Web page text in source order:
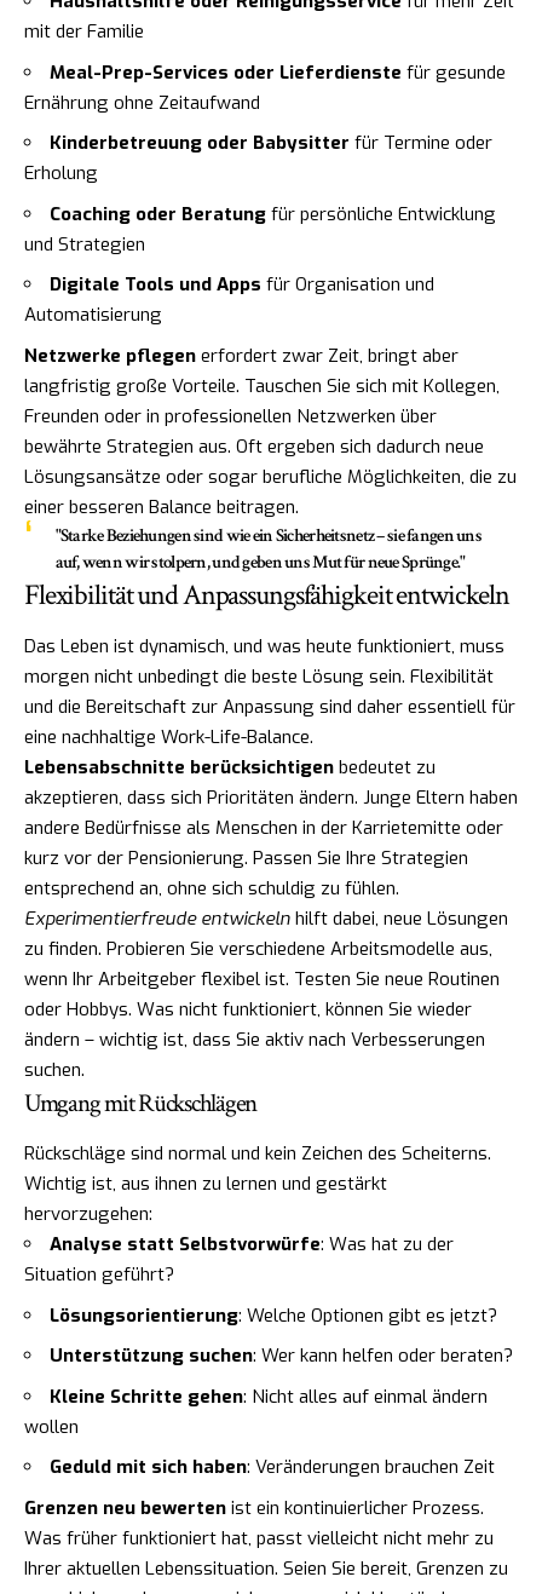
mit der Familie
Meal-Prep-Services oder Lieferdienste für gesunde
Ernährung ohne Zeitaufwand
Kinderbetreuung oder Babysitter für Termine oder
Erholung
Coaching oder Beratung für persönliche Entwicklung
und Strategien
Digitale Tools und Apps für Organisation und
Automatisierung
Netzwerke pflegen erfordert zwar Zeit, bringt aber
langfristig große Vorteile. Tauschen Sie sich mit Kollegen,
Freunden oder in professionellen Netzwerken über
bewährte Strategien aus. Oft ergeben sich dadurch neue
Lösungsansätze oder sogar berufliche Möglichkeiten, die zu
einer besseren Balance beitragen.
"Starke Beziehungen sind wie ein Sicherheitsnetz – sie fangen uns
auf, wenn wir stolpern, und geben uns Mut für neue Sprünge."
Flexibilität und Anpassungsfähigkeit entwickeln
Das Leben ist dynamisch, und was heute funktioniert, muss
morgen nicht unbedingt die beste Lösung sein. Flexibilität
und die Bereitschaft zur Anpassung sind daher essentiell für
eine nachhaltige Work-Life-Balance.
Lebensabschnitte berücksichtigen bedeutet zu
akzeptieren, dass sich Prioritäten ändern. Junge Eltern haben
andere Bedürfnisse als Menschen in der Karrietemitte oder
kurz vor der Pensionierung. Passen Sie Ihre Strategien
entsprechend an, ohne sich schuldig zu fühlen.
Experimentierfreude entwickeln hilft dabei, neue Lösungen
zu finden. Probieren Sie verschiedene Arbeitsmodelle aus,
wenn Ihr Arbeitgeber flexibel ist. Testen Sie neue Routinen
oder Hobbys. Was nicht funktioniert, können Sie wieder
ändern – wichtig ist, dass Sie aktiv nach Verbesserungen
suchen.
Umgang mit Rückschlägen
Rückschläge sind normal und kein Zeichen des Scheiterns.
Wichtig ist, aus ihnen zu lernen und gestärkt
hervorzugehen:
Analyse statt Selbstvorwürfe: Was hat zu der
Situation geführt?
Lösungsorientierung: Welche Optionen gibt es jetzt?
Unterstützung suchen: Wer kann helfen oder beraten?
Kleine Schritte gehen: Nicht alles auf einmal ändern
wollen
Geduld mit sich haben: Veränderungen brauchen Zeit
Grenzen neu bewerten ist ein kontinuierlicher Prozess.
Was früher funktioniert hat, passt vielleicht nicht mehr zu
Ihrer aktuellen Lebenssituation. Seien Sie bereit, Grenzen zu